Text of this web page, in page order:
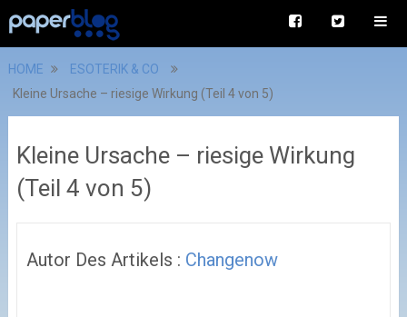
HOME
ESOTERIK & CO
Kleine Ursache – riesige Wirkung (Teil 4 von 5)
Kleine Ursache – riesige Wirkung
(Teil 4 von 5)
Autor Des Artikels : Changenow